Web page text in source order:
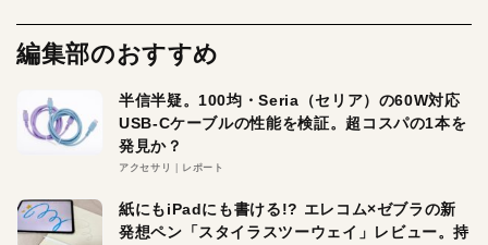
編集部のおすすめ
半信半疑。100均・Seria（セリア）の60W対応
USB-Cケーブルの性能を検証。超コスパの1本を
発見か？
アクセサリ レポート
紙にもiPadにも書ける!? エレコム×ゼブラの新
発想ペン「スタイラスツーウェイ」レビュー。持